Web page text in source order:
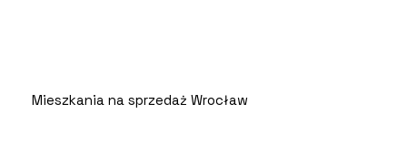
Mieszkania na sprzedaż Wrocław